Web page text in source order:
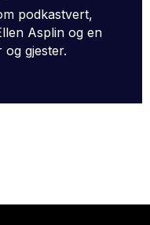
podkastvert,
Asplin og en
gjester.